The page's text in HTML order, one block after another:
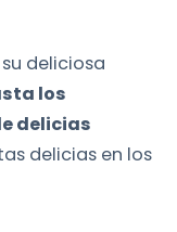
deliciosa
los
delicias
delicias en los